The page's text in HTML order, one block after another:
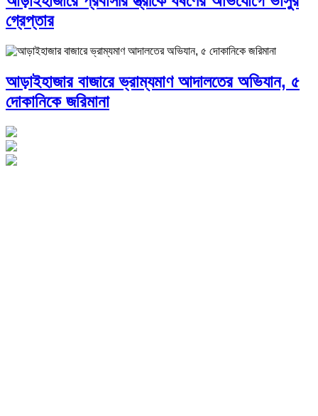
গ্রেপ্তার
আড়াইহাজার বাজারে ভ্রাম্যমাণ আদালতের অভিযান, ৫
দোকানিকে জরিমানা